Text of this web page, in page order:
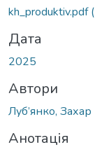
kh_produktiv.pdf
Дата
2025
Автори
Луб’янко, Захар
Анотація